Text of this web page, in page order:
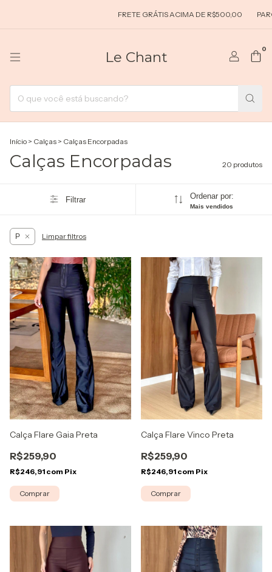
FRETE GRÁTIS ACIMA DE R$500,00
Le Chant 0
Início > Calças > Calças Encorpadas
Calças Encorpadas 20 produtos
Filtrar Ordenar por:
Mais vendidos
P Limpar filtros
Calça Flare Gaia Preta
R$259,90
R$246,91 com Pix
Comprar
Calça Flare Vinco Preta
R$259,90
R$246,91 com Pix
Comprar